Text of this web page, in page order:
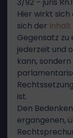
Hier wirkt
sich der Inhalt
Gegensatz
jederzeit und
kann,
ist.
Den
ergangenen,